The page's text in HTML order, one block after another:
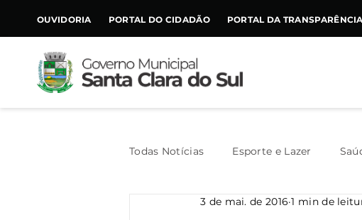
CONTEÚDO
OUVIDORIA PORTAL DO CIDADÃO PORTAL DA TRANSPARÊNCIA
Todas Notícias Esporte e Lazer
Assistência Social Geral Meio
3 de mai. de 2016 1 min de